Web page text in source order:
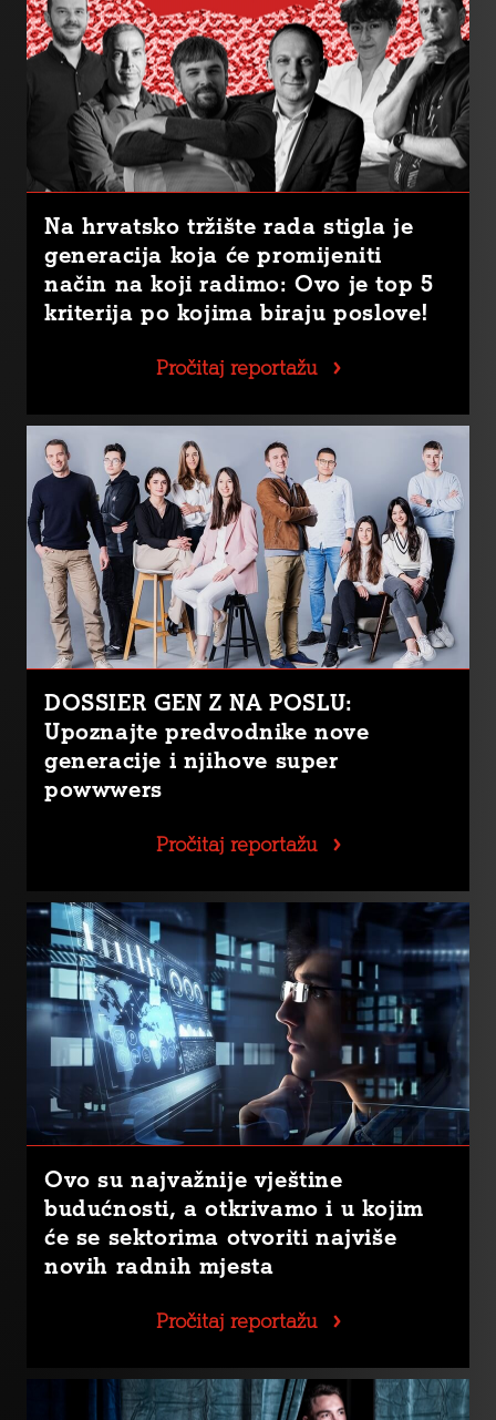
Na hrvatsko tržište rada stigla je
generacija koja će promijeniti
način na koji radimo: Ovo je top 5
kriterija po kojima biraju poslove!
Pročitaj reportažu
DOSSIER GEN Z NA POSLU:
Upoznajte predvodnike nove
generacije i njihove super
powwwers
Pročitaj reportažu
Ovo su najvažnije vještine
budućnosti, a otkrivamo i u kojim
će se sektorima otvoriti najviše
novih radnih mjesta
Pročitaj reportažu